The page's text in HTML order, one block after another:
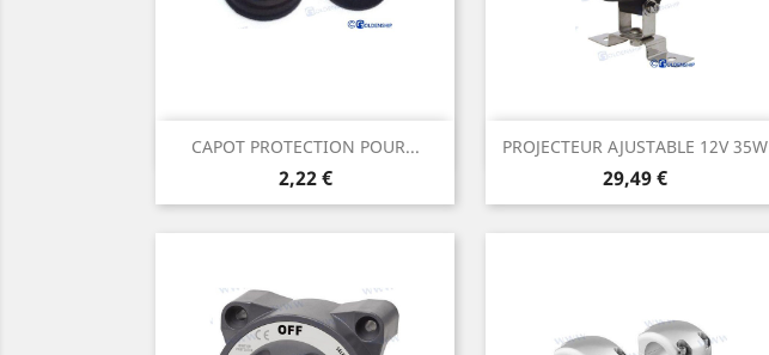
CAPOT PROTECTION POUR...
Prix
2,22 €
Aperçu rapide PROJECTEUR AJUSTABLE 12V 35W
Prix
29,49 €
Aperçu rapide